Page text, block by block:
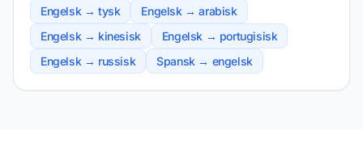
Engelsk → tysk
Engelsk → arabisk
Engelsk → kinesisk
Engelsk → portugisisk
Engelsk → russisk
Spansk → engelsk